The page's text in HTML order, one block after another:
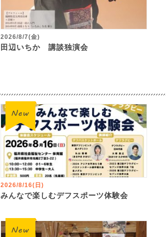
2026/8/7(金)
田辺いちか 講談独演会
2026/8/16(日)
みんなで楽しむデフスポーツ体験会